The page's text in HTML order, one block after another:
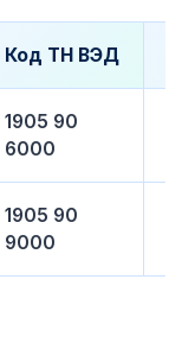
Код ТН ВЭД
1905 90
6000
1905 90
9000